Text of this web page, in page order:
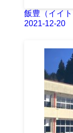
飯豊（イイ
2021-12-20